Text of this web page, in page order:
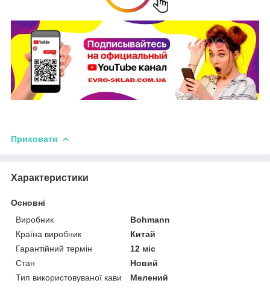
Приховати
Характеристики
Основні
Виробник
Bohmann
Країна виробник
Китай
Гарантійний термін
12 міс
Стан
Новий
Тип використовуваної кави
Мелений